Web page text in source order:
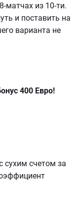
матчах из 10-ти.
и поставить на
варианта не
400 Евро!
сухим счетом за